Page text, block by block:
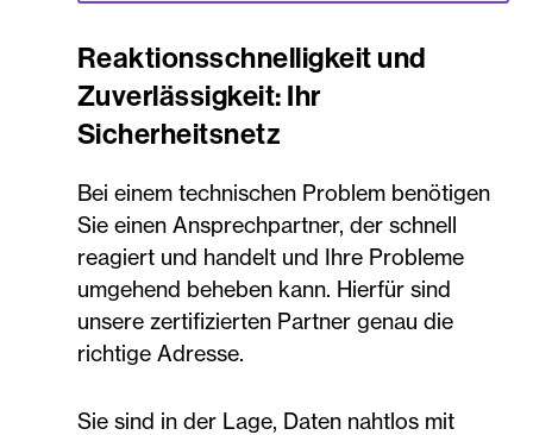
Reaktionsschnelligkeit und
Zuverlässigkeit: Ihr
Sicherheitsnetz
Bei einem technischen Problem benötigen
Sie einen Ansprechpartner, der schnell
reagiert und handelt und Ihre Probleme
umgehend beheben kann. Hierfür sind
unsere zertifizierten Partner genau die
richtige Adresse.
Sie sind in der Lage, Daten nahtlos mit